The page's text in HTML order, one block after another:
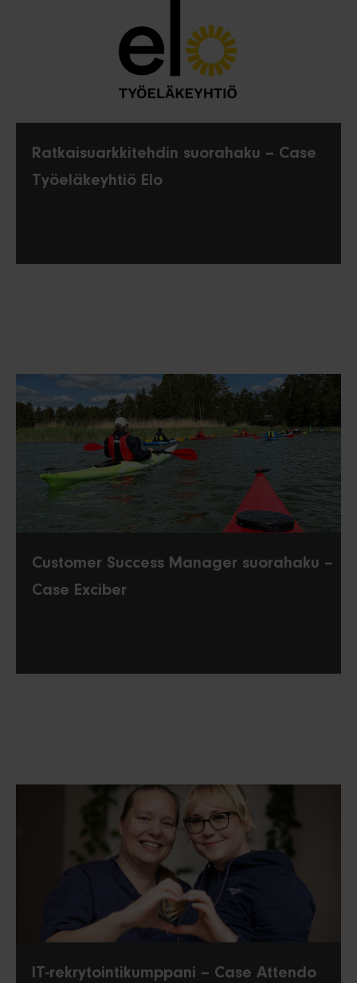
Ratkaisuarkkitehdin suorahaku – Case
Työeläkeyhtiö Elo
Customer Success Manager suorahaku –
Case Exciber
IT-rekrytointikumppani – Case Attendo